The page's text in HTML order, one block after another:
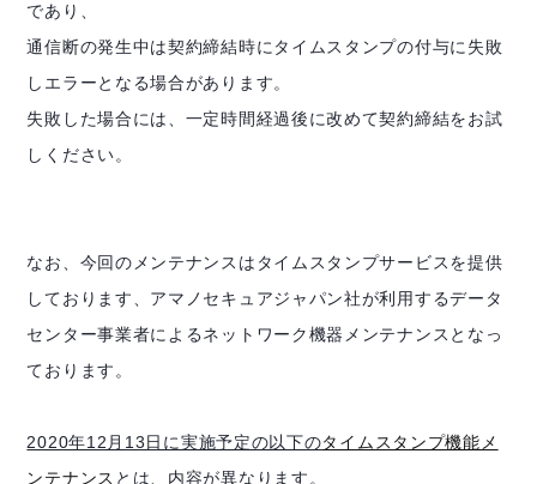
であり、
通信断の発生中は契約締結時にタイムスタンプの付与に失敗
しエラーとなる場合があります。
失敗した場合には、一定時間経過後に改めて契約締結をお試
しください。
なお、今回のメンテナンスはタイムスタンプサービスを提供
しております、アマノセキュアジャパン社が利用するデータ
センター事業者によるネットワーク機器メンテナンスとなっ
ております。
2020年12月13日に実施予定の以下のタイムスタンプ機能メ
ンテナンス とは、内容が異なります。